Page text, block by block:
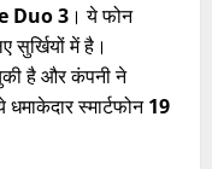
Duo 3 । ये फोन
सुर्खियों में है।
है और कंपनी ने
स्मार्टफोन19